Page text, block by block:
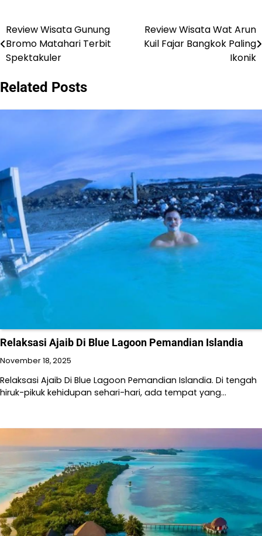
Post
navigation
Review Wisata Gunung
Bromo Matahari Terbit
Spektakuler
Review Wisata Wat Arun
Kuil Fajar Bangkok Paling
Ikonik
Related Posts
Relaksasi Ajaib Di Blue Lagoon Pemandian Islandia
November 18, 2025
Relaksasi Ajaib Di Blue Lagoon Pemandian Islandia. Di tengah
hiruk-pikuk kehidupan sehari-hari, ada tempat yang…